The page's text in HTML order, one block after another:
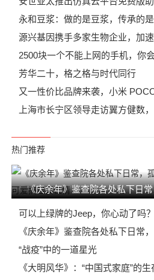
永和豆浆：做的是豆浆，传承的是
源兴基因携手多家生物企业，加
2500块一个不能上网的手机，你会
芳华二十，格之格与时代同行
又一性价比品牌来袭，小米
上海市长宁区领导走访翼方健数
热门推荐
《庆余年》鉴查院各处私下日
可以上绿牌的Jeep，你心动了吗？
《庆余年》鉴查院各处私下日常
“战疫”中的一道星光
《大明风华》：“中国式家庭”的